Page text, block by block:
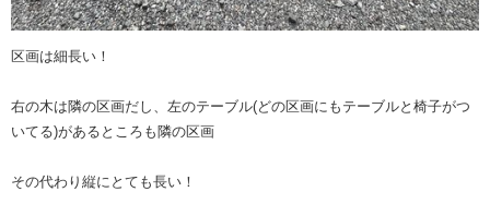
区画は細長い！
右の木は隣の区画だし、左のテーブル(どの区画にもテーブルと椅子がつ
いてる)があるところも隣の区画
その代わり縦にとても長い！